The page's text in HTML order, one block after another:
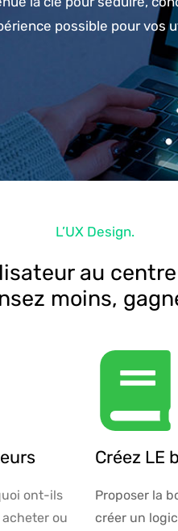
possible pour vos
L’UX Design.
au
moins,
ont-ils
ou
Créez LE
Proposer la
créer un